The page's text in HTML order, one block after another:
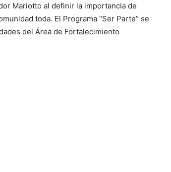
Mariotto al definir la importancia de
toda. El Programa “Ser Parte” se
del Área de Fortalecimiento